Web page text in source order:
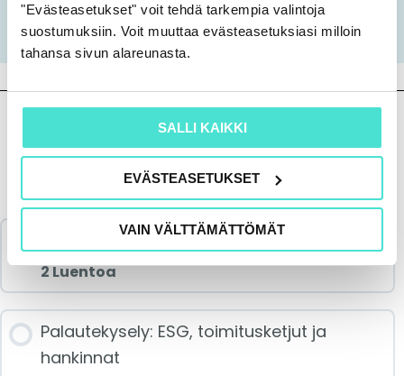
"Evästeasetukset" voit tehdä tarkempia valintoja
suostumuksiin. Voit muuttaa evästeasetuksiasi milloin
tahansa sivun alareunasta.
SALLI KAIKKI
EVÄSTEASETUKSET
VAIN VÄLTTÄMÄTTÖMÄT
Pidätämme oikeuden muutoksiin.
Sisältö
Katso koulutus ja aineisto
2 Luentoa
Jakson sisältö
0/2 luennoista
Palautekysely: ESG, toimitusketjut ja
hankinnat